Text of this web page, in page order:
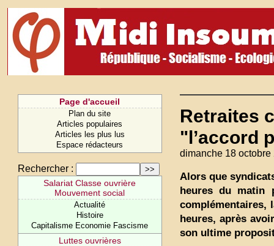
Page d'accueil
Plan du site
Articles populaires
Articles les plus lus
Espace rédacteurs
Rechercher :
Salariat Classe ouvrière
Mouvement social
Actualité
Histoire
Capitalisme Economie Fascisme
Luttes ouvrières
Retraites
"l’accord
dimanche 18 octobre
Alors que
heures du matin
complémentaires,
heures, après
son ultime